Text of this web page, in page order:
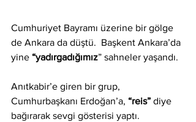
Cumhuriyet Bayramı üzerine bir gölge
de Ankara da düştü.  Başkent Ankara’da
yine “yadırgadığımız” sahneler yaşandı.
Anıtkabir’e giren bir grup,
Cumhurbaşkanı Erdoğan’a, “reis” diye
bağırarak sevgi gösterisi yaptı.